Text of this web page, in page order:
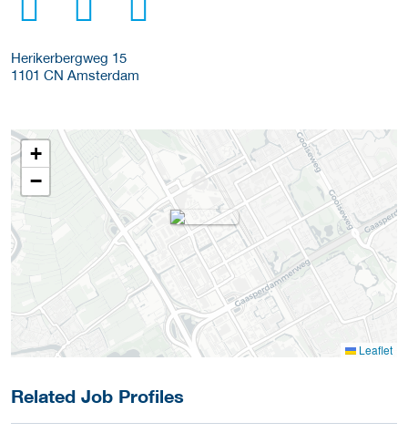
Herikerbergweg 15
1101 CN Amsterdam
+
−
Leaflet
Related Job Profiles